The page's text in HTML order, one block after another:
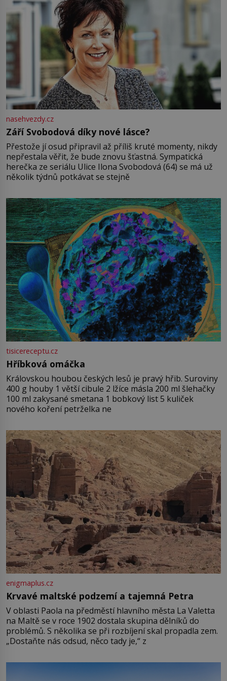
nasehvezdy.cz
Září Svobodová díky nové lásce?
Přestože jí osud připravil až příliš kruté momenty, nikdy
nepřestala věřit, že bude znovu šťastná. Sympatická
herečka ze seriálu Ulice Ilona Svobodová (64) se má už
několik týdnů potkávat se stejně
tisicereceptu.cz
Hříbková omáčka
Královskou houbou českých lesů je pravý hřib. Suroviny
400 g houby 1 větší cibule 2 lžíce másla 200 ml šlehačky
100 ml zakysané smetana 1 bobkový list 5 kuliček
nového koření petrželka ne
enigmaplus.cz
Krvavé maltské podzemí a tajemná Petra
V oblasti Paola na předměstí hlavního města La Valetta
na Maltě se v roce 1902 dostala skupina dělníků do
problémů. S několika se při rozbíjení skal propadla zem.
„Dostaňte nás odsud, něco tady je,“ z